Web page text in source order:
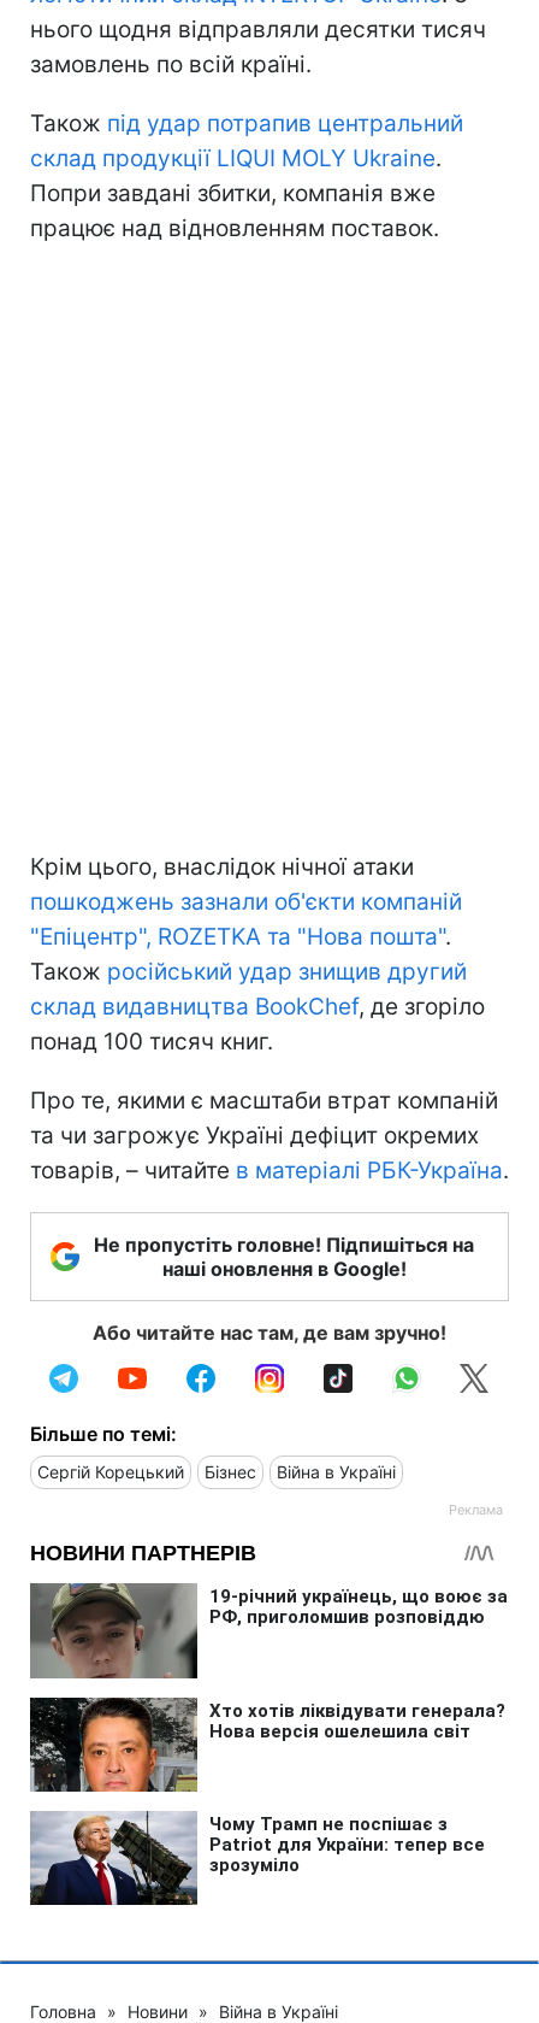
нього щодня відправляли десятки тисяч
замовлень по всій країні.
Також під удар потрапив центральний
склад продукції LIQUI MOLY Ukraine.
Попри завдані збитки, компанія вже
працює над відновленням поставок.
Крім цього, внаслідок нічної атаки
пошкоджень зазнали об'єкти компаній
"Епіцентр", ROZETKA та "Нова пошта".
Також російський удар знищив другий
склад видавництва BookChef, де згоріло
понад 100 тисяч книг.
Про те, якими є масштаби втрат компаній
та чи загрожує Україні дефіцит окремих
товарів, – читайте в матеріалі РБК-Україна.
Не пропустіть головне! Підпишіться на
наші оновлення в Google!
Або читайте нас там, де вам зручно!
Більше по темі:
Сергій Корецький Бізнес Війна в Україні
Головна » Новини » Війна в Україні